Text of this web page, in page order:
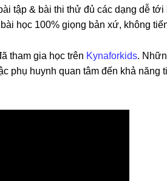
tập & bài thi thử đủ các dạng dễ tới
học 100% giọng bản xứ, không
tham gia học trên Kynaforkids.
phụ huynh quan tâm đến khả năng